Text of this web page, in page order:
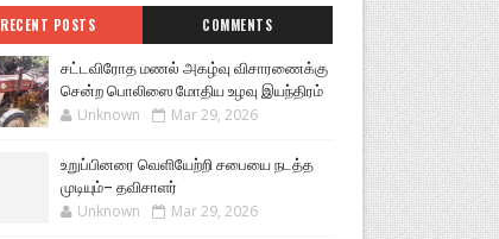
RECENT POSTS COMMENTS
சட்டவிரோத மணல் அகழ்வு விசாரணைக்கு
சென்ற பொலிஸை மோதிய உழவு இயந்திரம்
Unknown Mar 29, 2026
உறுப்பினரை வெளியேற்றி சபையை நடத்த
முடியும்– தவிசாளர்
Unknown Mar 29, 2026